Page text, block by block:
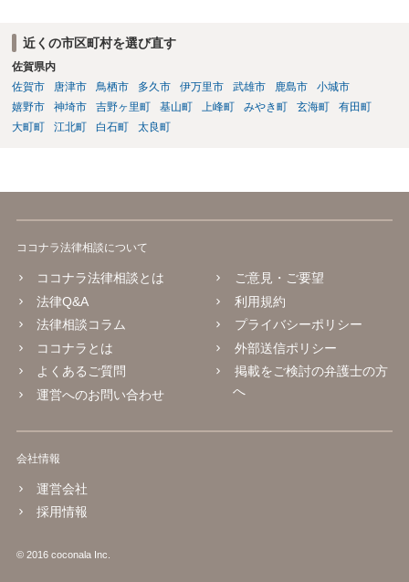
近くの市区町村を選び直す
佐賀県内
佐賀市
唐津市 鳥栖市 多久市 伊万里市 武雄市 鹿島市
小城市
嬉野市
神埼市 吉野ヶ里町 基山町 上峰町 みやき町 玄海町
有田町
大町町
江北町 白石町 太良町
ココナラ法律相談について
ココナラ法律相談とは
法律Q&A
法律相談コラム
ココナラとは
よくあるご質問
運営へのお問い合わせ
ご意見・ご要望
利用規約
プライバシーポリシー
外部送信ポリシー
掲載をご検討の弁護士の方
へ
会社情報
運営会社
採用情報
© 2016 coconala Inc.